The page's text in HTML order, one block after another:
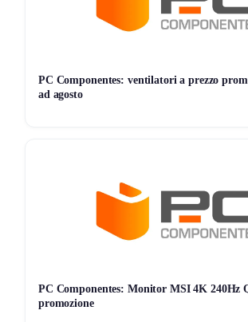
Niente passaggi inutili, tutto diretto.
Codice:
Termini e condizioni da sapere
L’offerta è valida sugli articoli selezionati.
con altre promozioni (salvo diversa
Scadenza offerta
La promozione è valida fino al
PC Componentes: ventilatori a prezzo
ad agosto
PC Componentes: Monitor MSI 4K 240Hz
promozione